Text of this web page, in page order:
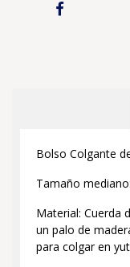
Bolso Colgante
Tamaño
Material: Cuerda
un palo de
para colgar en